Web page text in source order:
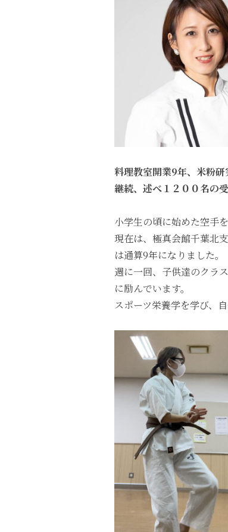
料理教室開業9年、米粉
継続、述べ１２００名の
小学生の頃に始めた空手
現在は、極真会館千葉北
は通算9年になりました。
週に一回、子供達のクラ
に励んでいます。
スポーツ栄養学を学び、